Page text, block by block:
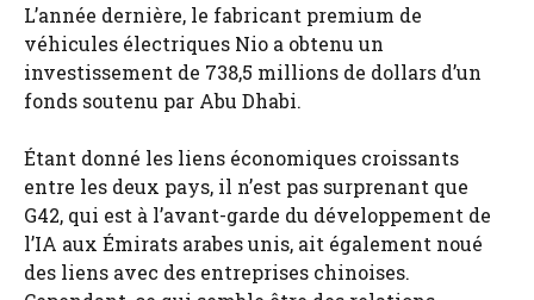
L’année dernière, le fabricant premium de
véhicules électriques Nio a obtenu un
investissement de 738,5 millions de dollars d’un
fonds soutenu par Abu Dhabi.
Étant donné les liens économiques croissants
entre les deux pays, il n’est pas surprenant que
G42, qui est à l’avant-garde du développement de
l’IA aux Émirats arabes unis, ait également noué
des liens avec des entreprises chinoises.